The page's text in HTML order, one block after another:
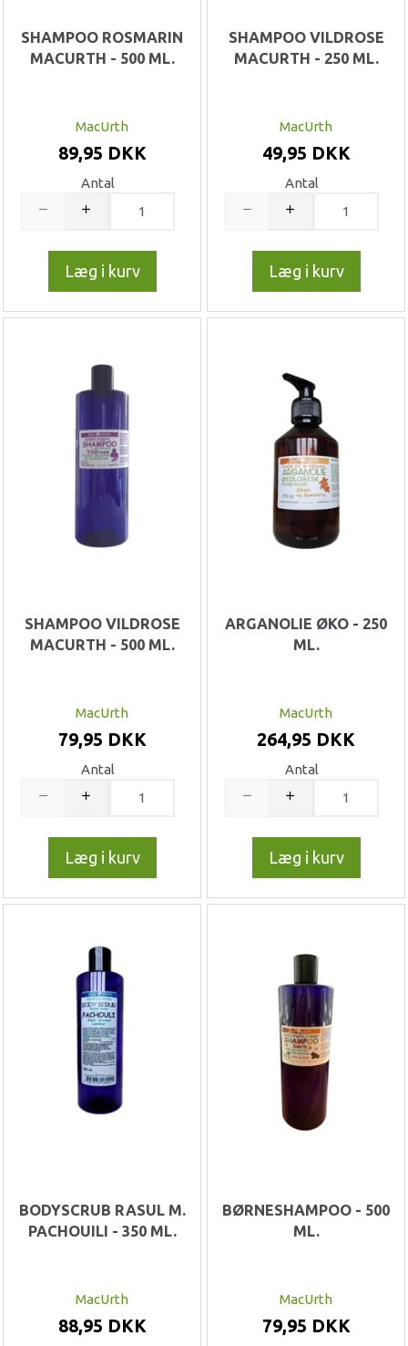
SHAMPOO ROSMARIN
MACURTH - 500 ML.
MacUrth
89,95 DKK
Antal
Læg i kurv
SHAMPOO VILDROSE
MACURTH - 250 ML.
MacUrth
49,95 DKK
Antal
Læg i kurv
SHAMPOO VILDROSE
MACURTH - 500 ML.
MacUrth
79,95 DKK
Antal
Læg i kurv
ARGANOLIE ØKO - 250
ML.
MacUrth
264,95 DKK
Antal
Læg i kurv
BODYSCRUB RASUL M.
PACHOUILI - 350 ML.
MacUrth
88,95 DKK
BØRNESHAMPOO - 500
ML.
MacUrth
79,95 DKK